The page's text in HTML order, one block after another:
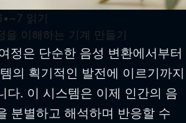
• ~ 7 읽기
을 이해하는 기계 만들기
정은 단순한 음성 변환에서부터
의 획기적인 발전에 이르기까지
다. 이 시스템은 이제 인간의 음
분별하고 해석하며 반응할 수